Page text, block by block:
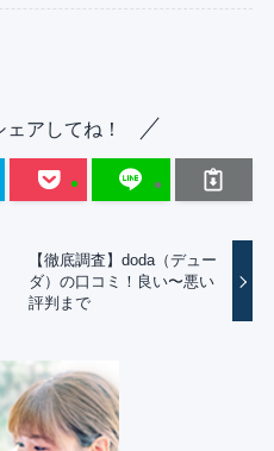
アしてね！
【徹底調査】doda（デュー
ダ）の口コミ！良い〜悪い
評判まで